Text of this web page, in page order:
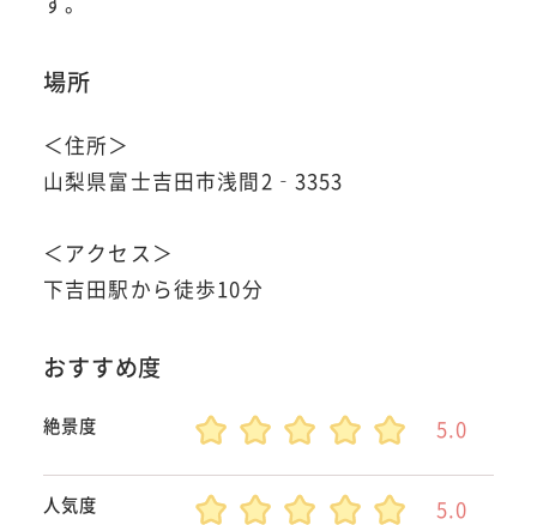
場所
＜住所＞
山梨県富士吉田市浅間2‐3353
＜アクセス＞
下吉田駅から徒歩10分
おすすめ度
絶景度 5.0
人気度 5.0